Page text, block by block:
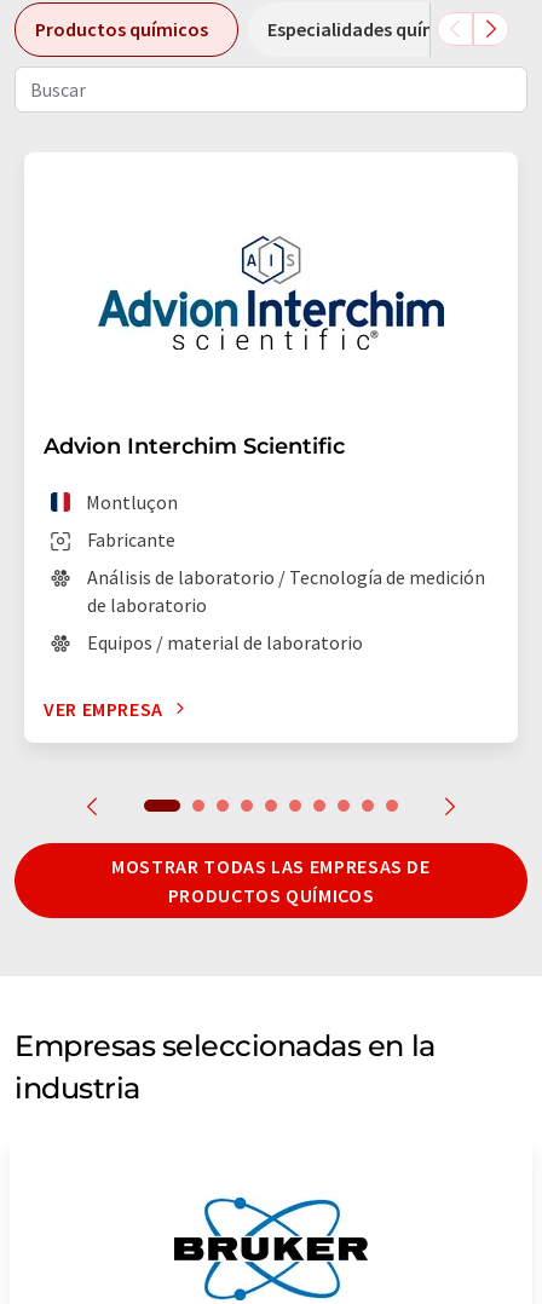
Productos químicos Especialidades químicas
Advion Interchim Scientific
Fabricante
Montluçon
Análisis de laboratorio / Tecnología de medición
de laboratorio
Equipos / material de laboratorio
VER EMPRESA
MOSTRAR TODAS LAS EMPRESAS DE
PRODUCTOS QUÍMICOS
Empresas seleccionadas en la
industria